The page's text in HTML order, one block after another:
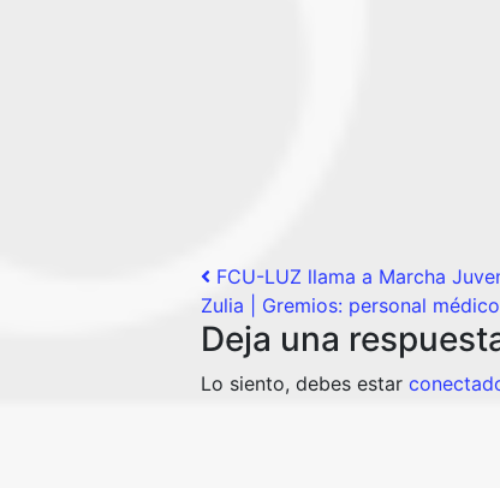
Post navigation
FCU-LUZ llama a Marcha
Zulia | Gremios: personal
Deja una
Lo siento, debes estar